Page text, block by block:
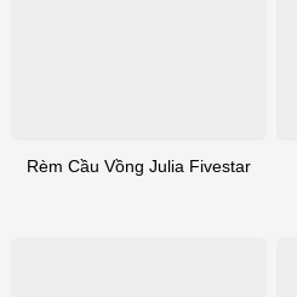
Rèm Cầu Vồng Julia Fivestar